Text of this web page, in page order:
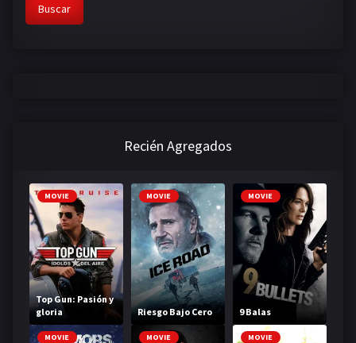
Buscar
Recién Agregados
MOVIE
Top Gun: Pasión y
gloria
MOVIE
Riesgo Bajo Cero
MOVIE
9 Balas
MOVIE MOVIE MOVIE